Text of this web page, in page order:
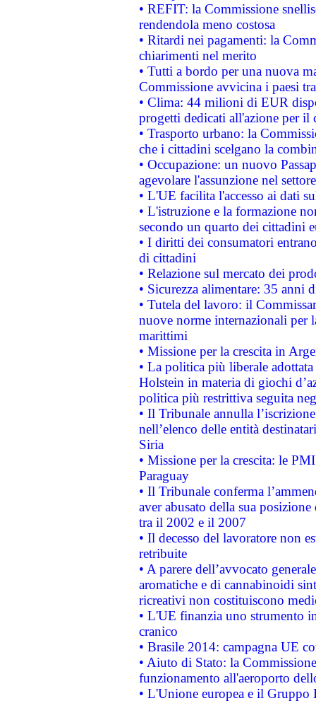
• REFIT: la Commissione
rendendola meno costosa
• Ritardi nei pagamenti: la
chiarimenti nel merito
• Tutti a bordo per una nuova
Commissione avvicina i paesi
• Clima: 44 milioni di EUR
progetti dedicati all'azione per il
• Trasporto urbano: la
che i cittadini scelgano la
• Occupazione: un nuovo
agevolare l'assunzione nel
• L'UE facilita l'accesso ai dati
• L'istruzione e la formazione
secondo un quarto dei cittadini
• I diritti dei consumatori
di cittadini
• Relazione sul mercato dei
• Sicurezza alimentare: 35 anni
• Tutela del lavoro: il
nuove norme internazionali per
marittimi
• Missione per la crescita in
• La politica più liberale
Holstein in materia di giochi
politica più restrittiva seguita
• Il Tribunale annulla
nell’elenco delle entità
Siria
• Missione per la crescita: le
Paraguay
• Il Tribunale conferma
aver abusato della sua
tra il 2002 e il 2007
• Il decesso del lavoratore non
retribuite
• A parere dell’avvocato
aromatiche e di cannabinoidi
ricreativi non costituiscono
• L'UE finanzia uno strumento
cranico
• Brasile 2014: campagna UE
• Aiuto di Stato: la
funzionamento all'aeroporto
• L'Unione europea e il